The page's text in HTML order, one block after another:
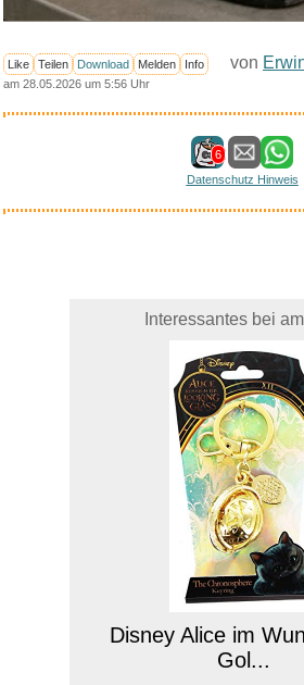
Like Teilen Download Melden Info von
am 28.05.2026 um 5:56 Uhr
6
Datenschutz Hinweis
Interessantes bei
Disney Alice im
Gol...